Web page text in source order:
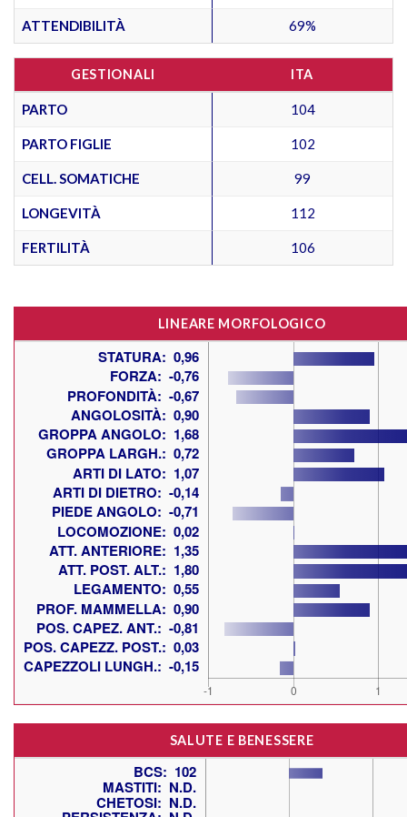
ATTENDIBILITÀ 69%
GESTIONALI ITA
PARTO 104
PARTO FIGLIE 102
CELL. SOMATICHE 99
LONGEVITÀ 112
FERTILITÀ 106
LINEARE MORFOLOGICO
SALUTE E BENESSERE